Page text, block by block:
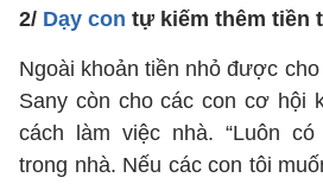
2/ Dạy con tự kiếm thêm tiền
Ngoài khoản tiền nhỏ được
Sany còn cho các con cơ hội
cách làm việc nhà. “Luôn
trong nhà. Nếu các con tôi